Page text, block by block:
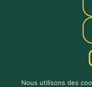
Nous utilisons des